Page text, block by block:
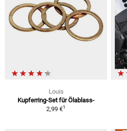
Louis
Kupferring-Set für Ölablass-
2,99 €1